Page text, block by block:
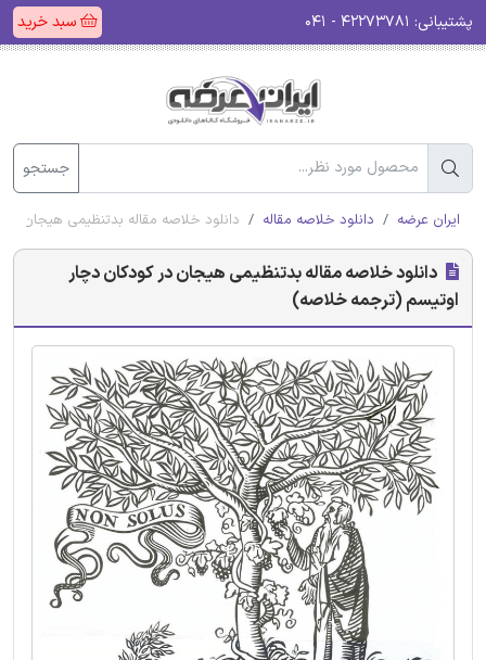
پشتیبانی: سبد خرید
جستجو
ایران عرضه دانلود خلاصه مقاله دانلود خلاصه مقاله بدتنظیمی هیجان
دانلود خلاصه مقاله بدتنظیمی هیجان در کودکان دچار
اوتیسم (ترجمه خلاصه)